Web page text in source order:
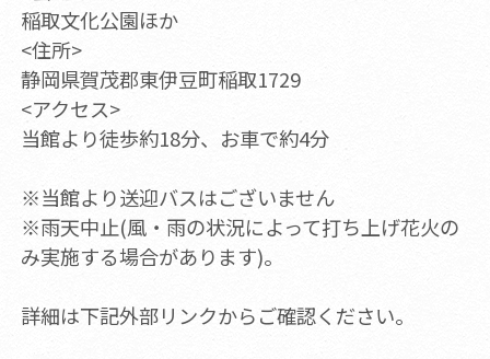
稲取文化公園ほか
<住所>
静岡県賀茂郡東伊豆町稲取1729
<アクセス>
当館より徒歩約18分、お車で約4分
※当館より送迎バスはございません
※雨天中止(風・雨の状況によって打ち上げ花火の
み実施する場合があります)。
詳細は下記外部リンクからご確認ください。